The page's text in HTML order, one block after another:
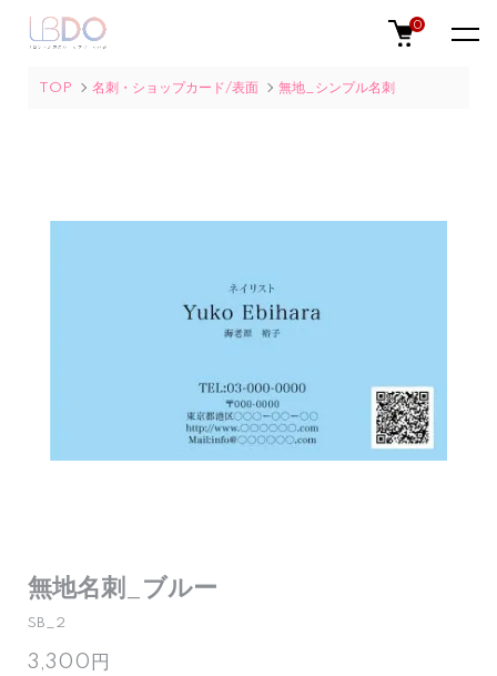
0
TOP 名刺・ショップカード/表面 無地_シンプル名刺
無地名刺_ブルー
SB_2
3,300円